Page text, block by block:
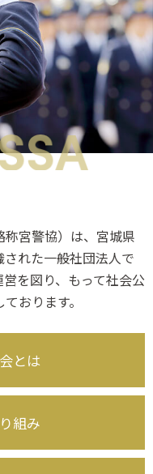
宮警協）は、宮城県
れた一般社団法人で
を図り、もって社会公
おります。
とは
組み